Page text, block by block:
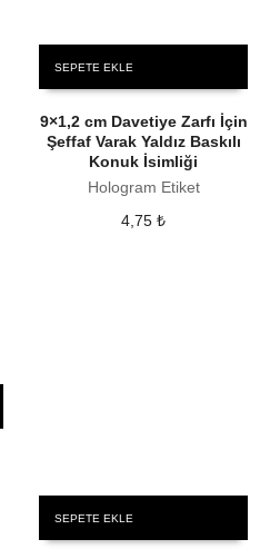
SEPETE EKLE
9×1,2 cm Davetiye Zarfı İçin
Şeffaf Varak Yaldız Baskılı
Konuk İsimliği
Hologram Etiket
4,75₺
SEPETE EKLE